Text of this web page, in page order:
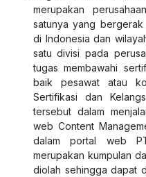
merupakan
satunya yang
di Indonesia dan
satu divisi pada
tugas membawahi
baik pesawat atau
Sertifikasi dan
tersebut dalam
web Content
dalam portal web
merupakan kumpulan
diolah sehingga dapat